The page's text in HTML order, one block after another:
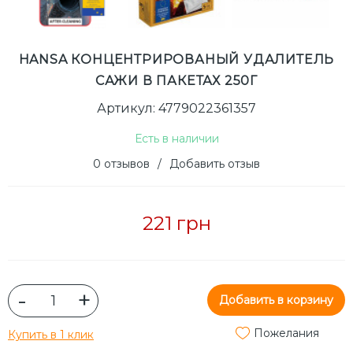
HANSA КОНЦЕНТРИРОВАНЫЙ УДАЛИТЕЛЬ
САЖИ В ПАКЕТАХ 250Г
Артикул: 4779022361357
Есть в наличии
0 отзывов
/ Добавить отзыв
221 грн
- +
Купить в 1 клик
Добавить в корзину
Пожелания